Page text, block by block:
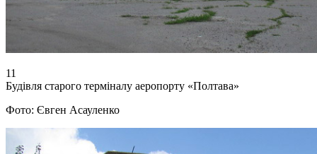
11
Будівля старого терміналу аеропорту «Полтава»
Фото: Євген Асауленко